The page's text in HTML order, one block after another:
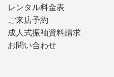
レンタル料金表
ご来店予約
成人式振袖資料請求
お問い合わせ